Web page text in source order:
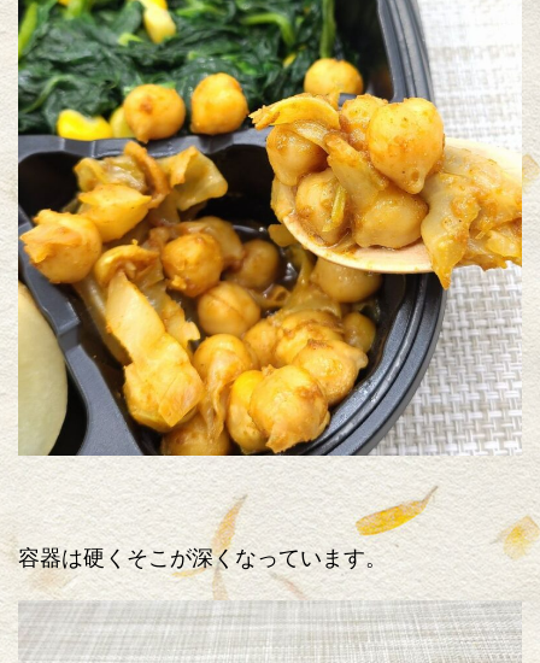
容器は硬くそこが深くなっています。